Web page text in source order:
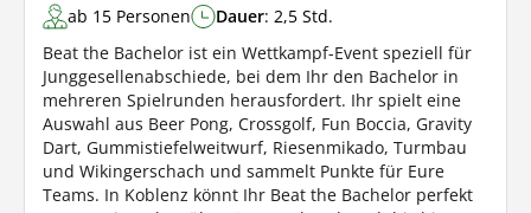
ab 15 Personen Dauer: 2,5 Std.
Beat the Bachelor ist ein Wettkampf-Event speziell für
Junggesellenabschiede, bei dem Ihr den Bachelor in
mehreren Spielrunden herausfordert. Ihr spielt eine
Auswahl aus Beer Pong, Crossgolf, Fun Boccia, Gravity
Dart, Gummistiefelweitwurf, Riesenmikado, Turmbau
und Wikingerschach und sammelt Punkte für Eure
Teams. In Koblenz könnt Ihr Beat the Bachelor perfekt